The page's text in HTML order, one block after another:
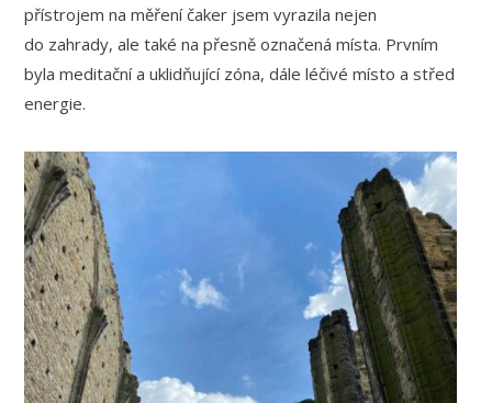
přístrojem na měření čaker jsem vyrazila nejen
do zahrady, ale také na přesně označená místa. Prvním
byla meditační a uklidňující zóna, dále léčivé místo a střed
energie.